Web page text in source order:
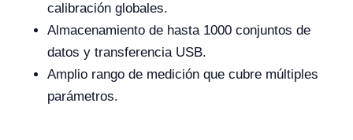
calibración globales.
Almacenamiento de hasta 1000 conjuntos de
datos y transferencia USB.
Amplio rango de medición que cubre múltiples
parámetros.